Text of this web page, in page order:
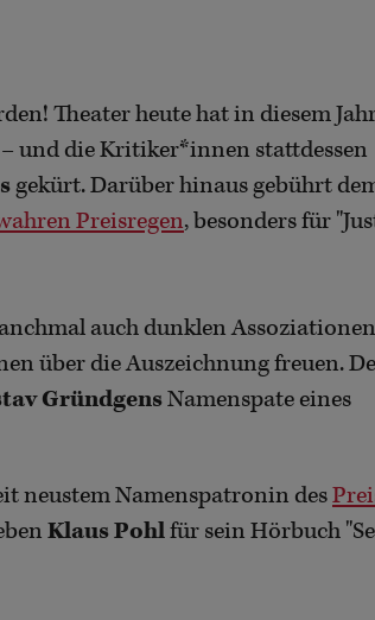
Theater heute hat in diesem
– und die Kritiker*innen stattdessen
gekürt. Darüber hinaus gebührt
Preisregen, besonders für
auch dunklen Assoziationen
über die Auszeichnung freuen.
GründgensNamenspate eines
neustem Namenspatronin des
Klaus Pohlfür sein Hörbuch